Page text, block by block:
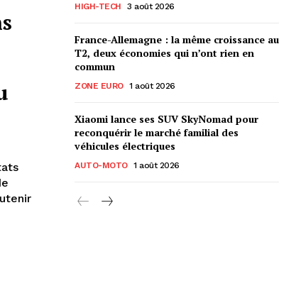
HIGH-TECH 3 août 2026
France-Allemagne : la même croissance au
T2, deux économies qui n’ont rien en
commun
ZONE EURO 1 août 2026
Xiaomi lance ses SUV SkyNomad pour
reconquérir le marché familial des
véhicules électriques
AUTO-MOTO 1 août 2026